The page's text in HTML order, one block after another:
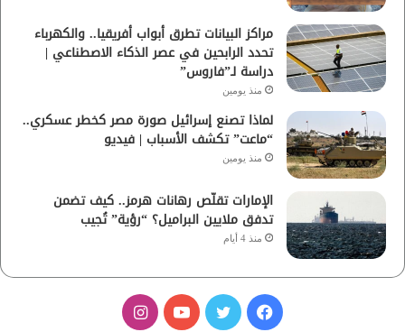
مراكز البيانات تطرق أبواب أفريقيا.. والكهرباء
تحدد الرابحين في عصر الذكاء الاصطناعي |
دراسة لـ”فاروس”
منذ يومين
لماذا تصنع إسرائيل صورة مصر كخطر عسكري..
“ماعت” تكشف الأسباب | فيديو
منذ يومين
الإمارات تقلّص رهانات هرمز.. كيف تضمن
تدفق ملايين البراميل؟ “رؤية” تُجيب
منذ 4 أيام